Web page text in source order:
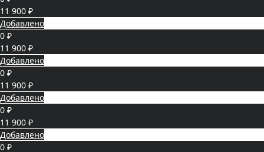
11 900 ₽
Добавлено
0 ₽
11 900 ₽
Добавлено
0 ₽
11 900 ₽
Добавлено
0 ₽
11 900 ₽
Добавлено
0 ₽